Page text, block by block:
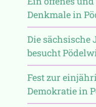
Denkmale in
Die
besucht
Fest zur
Demokratie in